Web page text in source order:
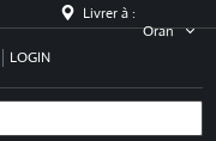
Livrer à :
Oran
LOGIN